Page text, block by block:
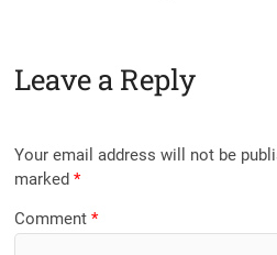
Leave a Reply
Your email address will not be
marked*
Comment*